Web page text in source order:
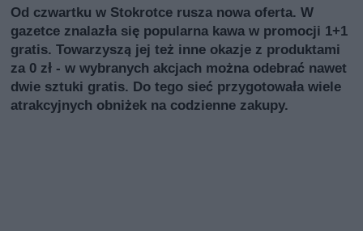
Od czwartku w Stokrotce rusza nowa oferta. W
gazetce znalazła się popularna kawa w promocji 1+1
gratis. Towarzyszą jej też inne okazje z produktami
za 0 zł - w wybranych akcjach można odebrać nawet
dwie sztuki gratis. Do tego sieć przygotowała wiele
atrakcyjnych obniżek na codzienne zakupy.